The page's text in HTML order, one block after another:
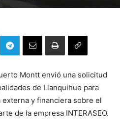
Montt envió una solicitud
de Llanquihue para
y financiera sobre el
de la empresa INTERASEO.